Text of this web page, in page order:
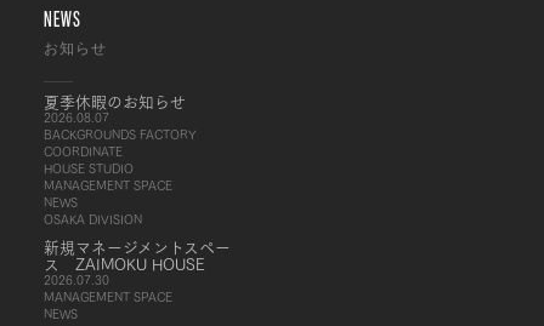
NEWS
お知らせ
夏季休暇のお知らせ
2026.08.07
BACKGROUNDS FACTORY
COORDINATE
HOUSE STUDIO
MANAGEMENT SPACE
NEWS
OSAKA DIVISION
新規マネージメントスペー
ス ZAIMOKU HOUSE
2026.07.30
MANAGEMENT SPACE
NEWS